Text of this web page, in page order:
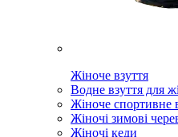
Жіноче взуття
Водне взуття для
Жіноче спортивне
Жіночі зимові
Жіночі кеди